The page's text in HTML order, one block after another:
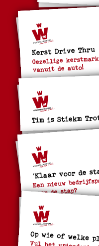
Kerst Drive Thru
Gezellige
vanuit de auto!
Tim is Stiekm
‘Klaar voor de
Een nieuw
voor de stap?
Op wie of welke